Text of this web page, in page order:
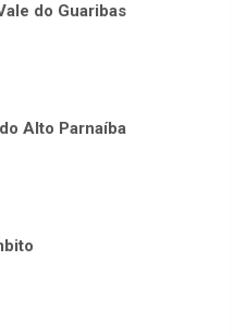
do Guaribas
Alto Parnaíba